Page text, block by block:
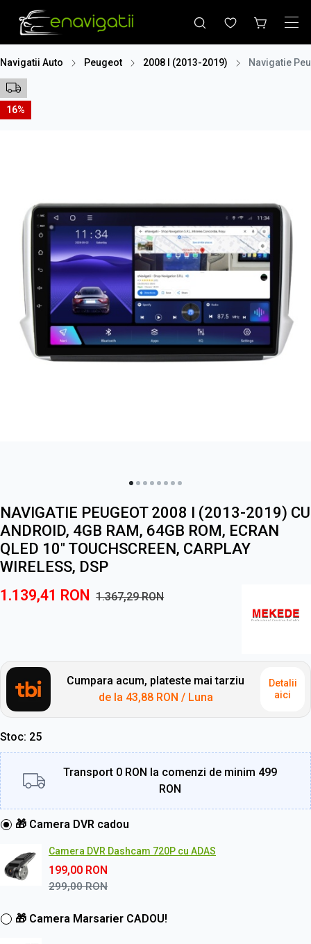
Navigatii Auto Peugeot 2008 I (2013-2019) Navigatie
16%
NAVIGATIE PEUGEOT 2008 I (2013-2019) CU
ANDROID, 4GB RAM, 64GB ROM, ECRAN
QLED 10" TOUCHSCREEN, CARPLAY
WIRELESS, DSP
1.139,41 RON 1.367,29RON
Cumpara acum, plateste mai tarziu
de la 43,88 RON / Luna
Detalii
aici
Stoc 25
Transport 0 RON la comenzi de minim 499
RON
🎁 Camera DVR cadou
Camera DVR Dashcam 720P cu ADAS
199,00 RON
299,00RON
🎁 Camera Marsarier CADOU!